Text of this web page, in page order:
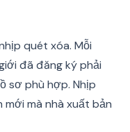
quét xóa. Mỗi
đã đăng ký phải
sơ phù hợp. Nhịp
mà nhà xuất bản